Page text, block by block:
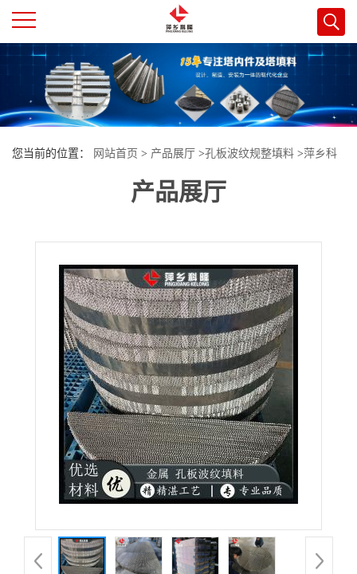
公
司
产
您当前的位置： 网站首页 > 产品展厅 >孔板波纹规整填料 >萍乡科
隆填料生产 孔板波纹填料用于精馏塔 分馏塔内 带防壁流圈规整填料
产品展厅